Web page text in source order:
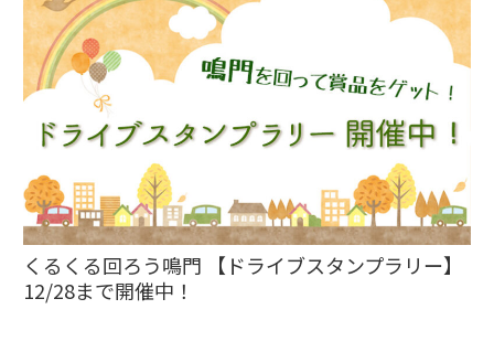
くるくる回ろう鳴門 【ドライブスタンプラリー】
12/28まで開催中！